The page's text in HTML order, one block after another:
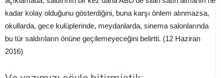
kadar kolay olduğunu gösterdiğini, buna karşı önlem alınmazsa,
okullarda, gece kulüplerinde, meydanlarda, sinema salonlarında
bu tür saldırıların önüne geçilemeyeceğini belirtti. (12 Haziran
2016)